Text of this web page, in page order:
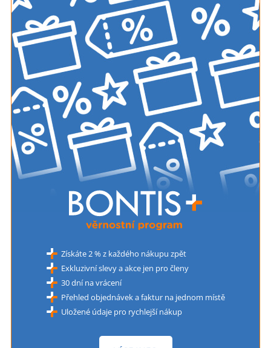
Získáte 2 % z každého nákupu zpět
Exkluzivní slevy a akce jen pro členy
30 dní na vrácení
Přehled objednávek a faktur na jednom místě
Uložené údaje pro rychlejší nákup